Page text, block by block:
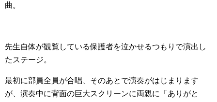
曲。
先生自体が観覧している保護者を泣かせるつもりで演出し
たステージ。
最初に部員全員が合唱、そのあとで演奏がはじまります
が、演奏中に背面の巨大スクリーンに両親に「ありがと